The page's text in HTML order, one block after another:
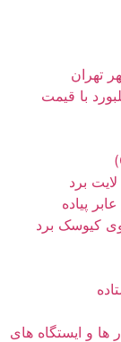
تهران
با قیمت
برد
پیاده
کیوسک برد
ها و ایستگاه های